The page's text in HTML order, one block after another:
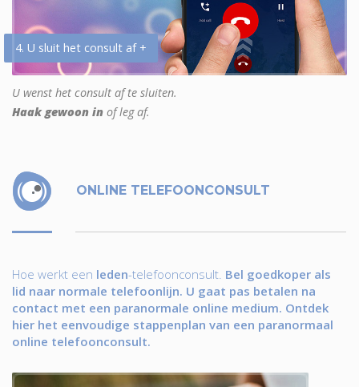
4. U sluit het consult af +
U wenst het consult af te sluiten.
Haak gewoon in of leg af.
ONLINE TELEFOONCONSULT
Hoe werkt een leden-telefoonconsult. Bel goedkoper als
lid naar normale telefoonlijn. U gaat pas betalen na
contact met een paranormale online medium. Ontdek
hier het eenvoudige stappenplan van een paranormaal
online telefoonconsult.